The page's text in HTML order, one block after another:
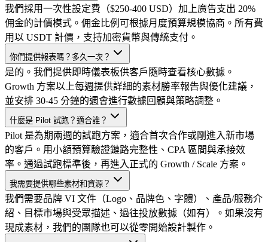
我們採用一次性設定費（$250-400 USD）加上廣告支出 20%
佣金的計價模式。佣金比例可根據月度預算規模協商。所有費
用以 USDT 計價，支持加密貨幣與傳統支付。
你們提供報表嗎？多久一次？
是的。我們提供即時儀表板供客戶隨時查看核心數據。
Growth 方案以上每週提供詳細的素材勝率報告與優化建議，
並安排 30-45 分鐘的週會進行數據回顧與策略調整。
什麼是 Pilot 試跑？適合誰？
Pilot 是為期兩週的試跑方案，適合首次合作或剛進入新市場
的客戶。用小額預算驗證鏈路完整性、CPA 區間與承接效
率。通過試跑標準後，再進入正式的 Growth / Scale 方案。
我需要提供哪些素材和資源？
我們需要品牌 VI 文件（Logo、品牌色、字體）、產品/服務介
紹、目標市場與受眾描述、過往投放數據（如有）。如果沒有
現成素材，我們的團隊也可以從零開始設計製作。